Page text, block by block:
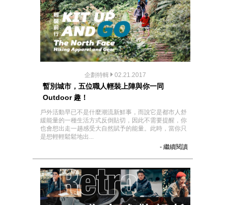
企劃特輯 02.21.2017
暫別城市，五位職人輕裝上陣與你一同
Outdoor 趣！
戶外活動早已不是什麼潮流新鮮事，而說它是都市人舒
緩能量的一種生活方式反倒貼切，因此不需要提醒，你
也會想出走一趟感受大自然賦予的能量。此時，當你只
是想輕輕鬆鬆地出...
- 繼續閱讀